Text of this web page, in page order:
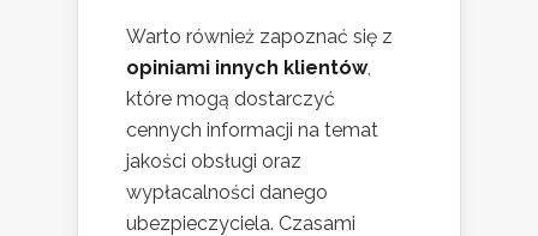
Warto również zapoznać się z
opiniami innych klientów,
które mogą dostarczyć
cennych informacji na temat
jakości obsługi oraz
wypłacalności danego
ubezpieczyciela. Czasami